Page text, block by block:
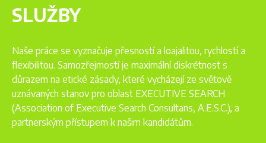
SLUŽBY
Naše práce se vyznačuje přesností a loajalitou, rychlostí a
flexibilitou. Samozřejmostí je maximální diskrétnost s
důrazem na etické zásady, které vycházejí ze světově
uznávaných stanov pro oblast EXECUTIVE SEARCH
(Association of Executive Search Consultans, A.E.S.C.), a
partnerským přístupem k našim kandidátům.